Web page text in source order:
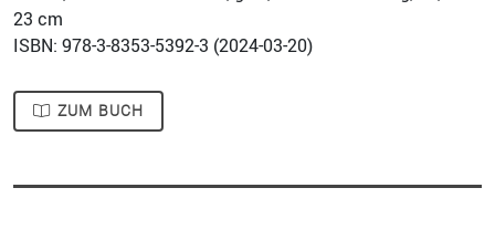
23 cm
ISBN: 978-3-8353-5392-3 (2024-03-20)
ZUM BUCH